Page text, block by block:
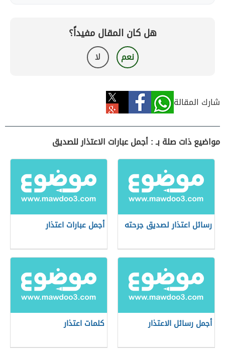
هل كان المقال مفيداً؟
نعم لا
شارك المقالة
مواضيع ذات صلة بـ : أجمل عبارات الاعتذار للصديق
رسائل اعتذار لصديق جرحته أجمل عبارات اعتذار
أجمل رسائل الاعتذار كلمات اعتذار